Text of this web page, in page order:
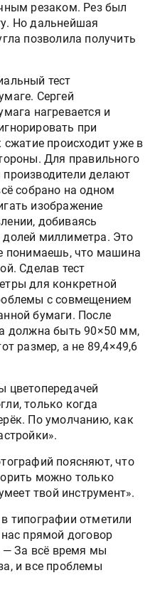
резаком. Рез был
Но дальнейшая
позволила получить
тест
Сергей
нагревается и
при
сжатие происходит уже в
Для правильного
делают
собрано на одном
изображение
добиваясь
миллиметра. Это
понимаешь, что машина
Сделав тест
для конкретной
с совмещением
бумаги. После
должна быть 90×50 мм,
размер, а не 89,4×49,6
цветопередачей
только когда
По умолчанию, как
поясняют, что
можно только
твой инструмент».
типографии отметили
прямой договор
— За всё время мы
и все проблемы